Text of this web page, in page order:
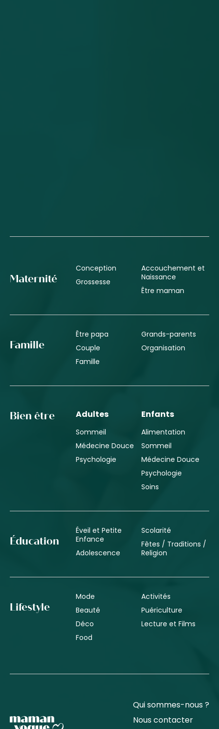
Maternité
Conception
Grossesse
Accouchement et
Naissance
Être maman
Famille
Être papa
Couple
Famille
Grands-parents
Organisation
Bien être Adultes
Sommeil
Médecine Douce
Psychologie
Enfants
Alimentation
Sommeil
Médecine Douce
Psychologie
Soins
Éducation
Éveil et Petite
Enfance
Adolescence
Scolarité
Fêtes / Traditions /
Religion
Lifestyle
Mode
Beauté
Déco
Food
Activités
Puériculture
Lecture et Films
Qui sommes-nous ?
Nous contacter